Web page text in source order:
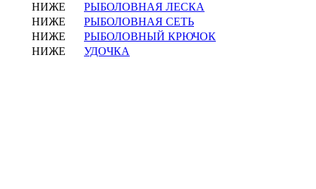
НИЖЕ
РЫБОЛОВНАЯ ЛЕСКА
НИЖЕ
РЫБОЛОВНАЯ СЕТЬ
НИЖЕ
РЫБОЛОВНЫЙ КРЮЧОК
НИЖЕ
УДОЧКА